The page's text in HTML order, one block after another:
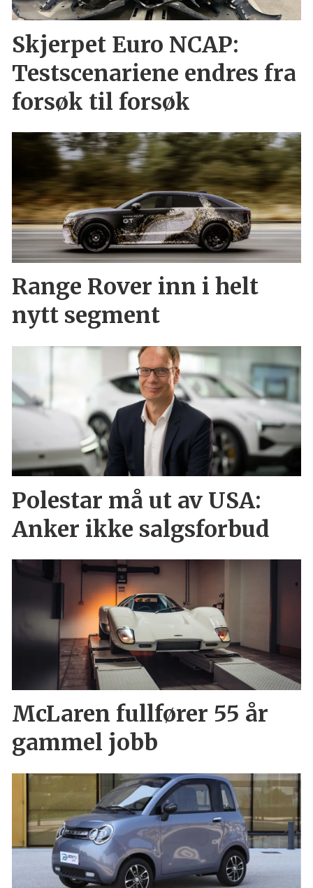
Skjerpet Euro NCAP:
Testscenariene endres fra
forsøk til forsøk
Range Rover inn i helt
nytt segment
Polestar må ut av USA:
Anker ikke salgsforbud
McLaren fullfører 55 år
gammel jobb